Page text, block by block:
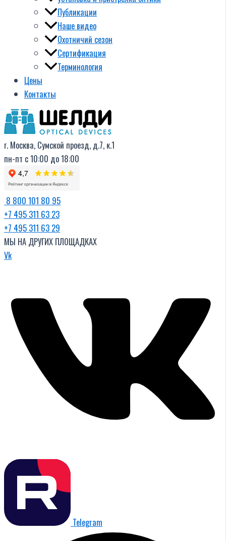
Публикации
Наше видео
Охотничий сезон
Сертификация
Терминология
Цены
Контакты
г. Москва, Сумской проезд, д.7, к.1
пн-пт с 10:00 до 18:00
8 800 101 80 95
+7 495 311 63 23
+7 495 311 63 29
МЫ НА ДРУГИХ ПЛОЩАДКАХ
Vk
Telegram